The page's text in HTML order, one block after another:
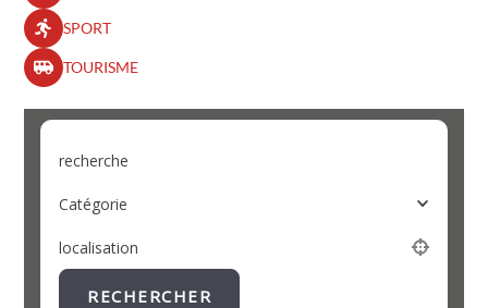
SPORT
TOURISME
recherche
Catégorie
localisation
RECHERCHER